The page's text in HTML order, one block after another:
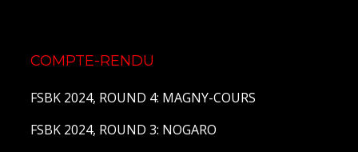
COMPTE-RENDU
FSBK 2024, ROUND 4: MAGNY-COURS
FSBK 2024, ROUND 3: NOGARO